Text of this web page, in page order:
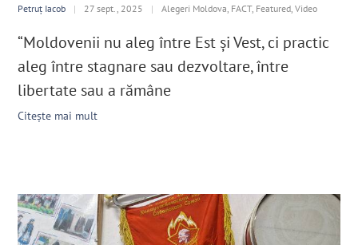
Petruț Iacob | 27 sept., 2025 | Alegeri Moldova, FACT, Featured, Video
“Moldovenii nu aleg între Est și Vest, ci practic
aleg între stagnare sau dezvoltare, între
libertate sau a rămâne
Citește mai mult